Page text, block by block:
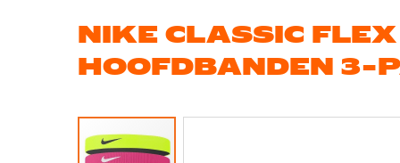
NIKE CLASSIC
HOOFDBANDEN 3-
Ga
naar
het